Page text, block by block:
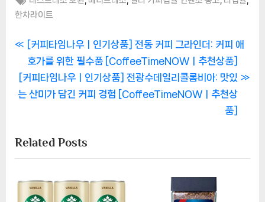
한차라이트
글
탐
색
P
r
e
v
u
s
o
[커피타임나우ㅣ인기상품] 전동 커피 그라인더: 커피 애
호가를 위한 필수품 [CoffeeTimeNOWㅣ추천상품]
N
e
P
o
[커피타임나우ㅣ인기상품] 전광수데일리콜롬비아: 맛있
는 산미가 담긴 커피 경험 [CoffeeTimeNOWㅣ추천상
품]
Related Posts